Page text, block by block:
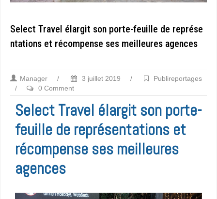
Select Travel élargit son porte-feuille de représe
ntations et récompense ses meilleures agences
Manager / 3 juillet 2019 /
Publireportages
/
0 Comment
Select Travel élargit son porte-
feuille de représentations et
récompense ses meilleures
agences